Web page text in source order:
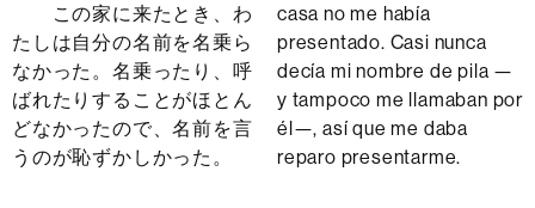
この家に来たとき、わ
たしは自分の名前を名乗ら
なかった。名乗ったり、呼
ばれたりすることがほとん
どなかったので、名前を言
うのが恥ずかしかった。
casa no me había
presentado. Casi nunca
decía mi nombre de pila —
y tampoco me llamaban por
él—, así que me daba
reparo presentarme.